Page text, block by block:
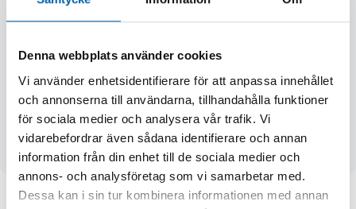
Denna webbplats använder cookies
Vi använder enhetsidentifierare för att anpassa innehållet
och annonserna till användarna, tillhandahålla funktioner
för sociala medier och analysera vår trafik. Vi
vidarebefordrar även sådana identifierare och annan
information från din enhet till de sociala medier och
annons- och analysföretag som vi samarbetar med.
Dessa kan i sin tur kombinera informationen med annan
- tålighet mot genomskärning 1
- passar monteringsarbeten och som allmän handske